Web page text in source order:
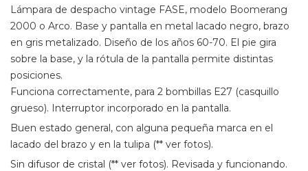
Lámpara de despacho vintage FASE, modelo Boomerang
2000 o Arco. Base y pantalla en metal lacado negro, brazo
en gris metalizado. Diseño de los años 60-70. El pie gira
sobre la base, y la rótula de la pantalla permite distintas
posiciones.
Funciona correctamente, para 2 bombillas E27 (casquillo
grueso). Interruptor incorporado en la pantalla.
Buen estado general, con alguna pequeña marca en el
lacado del brazo y en la tulipa (** ver fotos).
Sin difusor de cristal (** ver fotos). Revisada y funcionando.